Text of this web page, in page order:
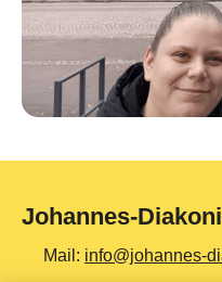
Johannes-
Mail: info@johannes-